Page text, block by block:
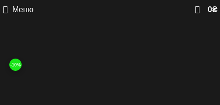
Меню 0₴
-10%